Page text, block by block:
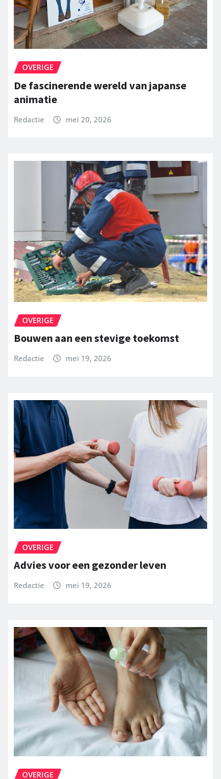
OVERIGE
De fascinerende wereld van japanse
animatie
Redactie mei 20, 2026
OVERIGE
Bouwen aan een stevige toekomst
Redactie mei 19, 2026
OVERIGE
Advies voor een gezonder leven
Redactie mei 19, 2026
OVERIGE